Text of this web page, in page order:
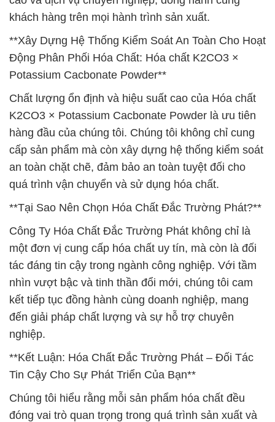
khách hàng trên mọi hành trình sản xuất.
**Xây Dựng Hệ Thống Kiểm Soát An Toàn Cho Hoạt
Động Phân Phối Hóa Chất: Hóa chất K2CO3 ×
Potassium Cacbonate Powder**
Chất lượng ổn định và hiệu suất cao của Hóa chất
K2CO3 × Potassium Cacbonate Powder là ưu tiên
hàng đầu của chúng tôi. Chúng tôi không chỉ cung
cấp sản phẩm mà còn xây dựng hệ thống kiểm soát
an toàn chặt chẽ, đảm bảo an toàn tuyệt đối cho
quá trình vận chuyển và sử dụng hóa chất.
**Tại Sao Nên Chọn Hóa Chất Đắc Trường Phát?**
Công Ty Hóa Chất Đắc Trường Phát không chỉ là
một đơn vị cung cấp hóa chất uy tín, mà còn là đối
tác đáng tin cậy trong ngành công nghiệp. Với tầm
nhìn vượt bậc và tinh thần đổi mới, chúng tôi cam
kết tiếp tục đồng hành cùng doanh nghiệp, mang
đến giải pháp chất lượng và sự hỗ trợ chuyên
nghiệp.
**Kết Luận: Hóa Chất Đắc Trường Phát – Đối Tác
Tin Cậy Cho Sự Phát Triển Của Bạn**
Chúng tôi hiểu rằng mỗi sản phẩm hóa chất đều
đóng vai trò quan trọng trong quá trình sản xuất và